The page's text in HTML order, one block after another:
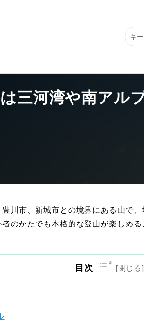
本宮山の登山は三河湾や南アルプスが一望でき、
三河湾や南アル
川市、新城市との境界にある山で
のかたでも本格的な登山が楽しめ
目次